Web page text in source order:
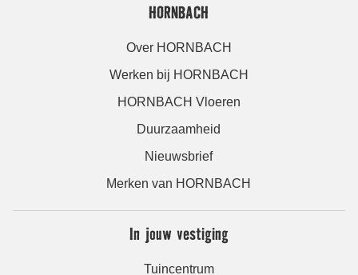
HORNBACH
Over HORNBACH
Werken bij HORNBACH
HORNBACH Vloeren
Duurzaamheid
Nieuwsbrief
Merken van HORNBACH
In jouw vestiging
Tuincentrum